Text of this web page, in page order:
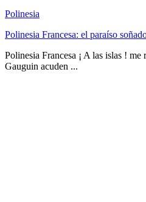
Polinesia
Polinesia Francesa: el paraíso
Polinesia Francesa ¡ A las islas !
Gauguin acuden ...